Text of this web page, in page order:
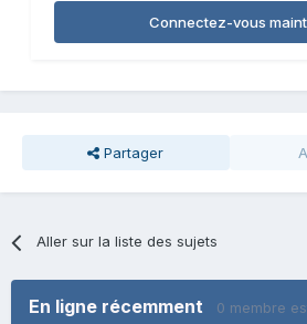
Connectez-vous
Partager
Aller sur la liste des sujets
En ligne récemment 0 membre